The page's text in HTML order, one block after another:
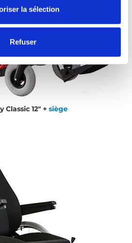
la sélection
Refuser
Classic 12" + siège